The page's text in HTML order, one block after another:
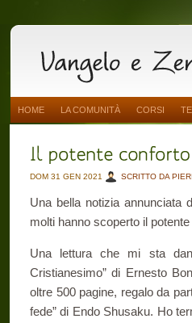
HOME LA COMUNITÀ CORSI
DOM 31 GEN 2021 SCRITTO DA
Una bella notizia annunciata
molti hanno scoperto il
Una lettura che mi sta
Cristianesimo” di Ernesto
oltre 500 pagine, regalo da
fede” di Endo Shusaku. Ho